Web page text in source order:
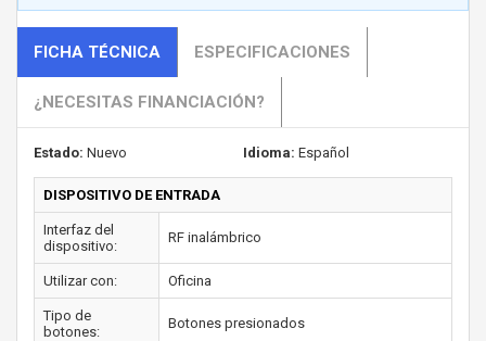
FICHA TÉCNICA ESPECIFICACIONES
¿NECESITAS FINANCIACIÓN?
Estado: Nuevo Idioma: Español
DISPOSITIVO DE ENTRADA
Interfaz del
dispositivo:
RF inalámbrico
Utilizar con: Oficina
Tipo de
botones:
Botones presionados